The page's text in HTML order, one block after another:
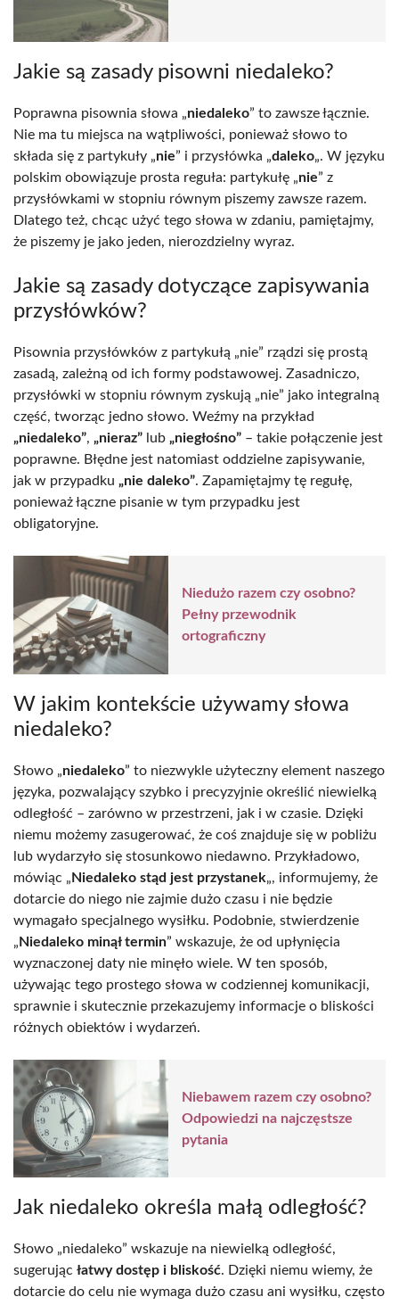
Jakie są zasady pisowni niedaleko?
Poprawna pisownia słowa „niedaleko” to zawsze łącznie.
Nie ma tu miejsca na wątpliwości, ponieważ słowo to
składa się z partykuły „nie” i przysłówka „daleko„. W języku
polskim obowiązuje prosta reguła: partykułę „nie” z
przysłówkami w stopniu równym piszemy zawsze razem.
Dlatego też, chcąc użyć tego słowa w zdaniu, pamiętajmy,
że piszemy je jako jeden, nierozdzielny wyraz.
Jakie są zasady dotyczące zapisywania
przysłówków?
Pisownia przysłówków z partykułą „nie” rządzi się prostą
zasadą, zależną od ich formy podstawowej. Zasadniczo,
przysłówki w stopniu równym zyskują „nie” jako integralną
część, tworząc jedno słowo. Weźmy na przykład
„niedaleko”, „nieraz” lub „niegłośno” – takie połączenie jest
poprawne. Błędne jest natomiast oddzielne zapisywanie,
jak w przypadku „nie daleko”. Zapamiętajmy tę regułę,
ponieważ łączne pisanie w tym przypadku jest
obligatoryjne.
Niedużo razem czy osobno?
Pełny przewodnik
ortograficzny
W jakim kontekście używamy słowa
niedaleko?
Słowo „niedaleko” to niezwykle użyteczny element naszego
języka, pozwalający szybko i precyzyjnie określić niewielką
odległość – zarówno w przestrzeni, jak i w czasie. Dzięki
niemu możemy zasugerować, że coś znajduje się w pobliżu
lub wydarzyło się stosunkowo niedawno. Przykładowo,
mówiąc „Niedaleko stąd jest przystanek„, informujemy, że
dotarcie do niego nie zajmie dużo czasu i nie będzie
wymagało specjalnego wysiłku. Podobnie, stwierdzenie
„Niedaleko minął termin” wskazuje, że od upłynięcia
wyznaczonej daty nie minęło wiele. W ten sposób,
używając tego prostego słowa w codziennej komunikacji,
sprawnie i skutecznie przekazujemy informacje o bliskości
różnych obiektów i wydarzeń.
Niebawem razem czy osobno?
Odpowiedzi na najczęstsze
pytania
Jak niedaleko określa małą odległość?
Słowo „niedaleko” wskazuje na niewielką odległość,
sugerując łatwy dostęp i bliskość. Dzięki niemu wiemy, że
dotarcie do celu nie wymaga dużo czasu ani wysiłku, często